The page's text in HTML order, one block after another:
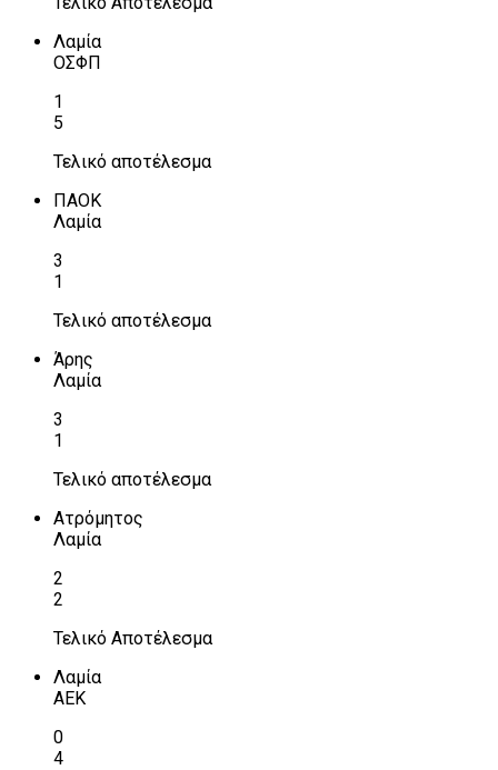
Λαμία
ΟΣΦΠ
1
5
Τελικό αποτέλεσμα
ΠΑΟΚ
Λαμία
3
1
Τελικό αποτέλεσμα
Άρης
Λαμία
3
1
Τελικό αποτέλεσμα
Ατρόμητος
Λαμία
2
2
Τελικό Αποτέλεσμα
Λαμία
ΑΕΚ
0
4